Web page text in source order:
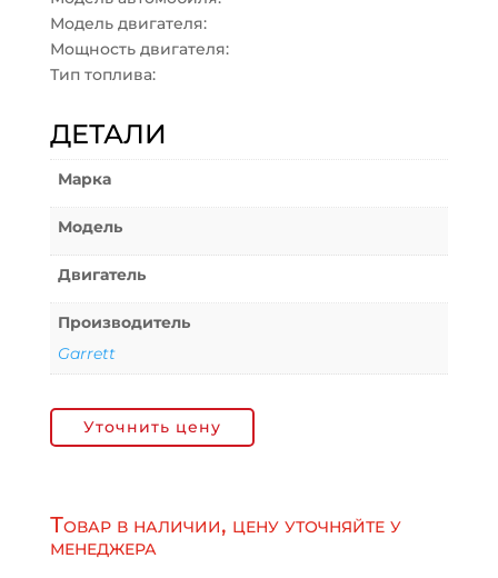
Модель двигателя:
Мощность двигателя:
Тип топлива:
ДЕТАЛИ
Марка
Модель
Двигатель
Производитель
Garrett
Уточнить цену
Товар в наличии, цену уточняйте у
менеджера